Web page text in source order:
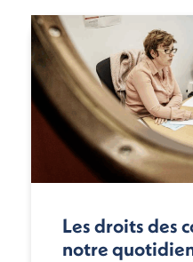
Les droits des
notre